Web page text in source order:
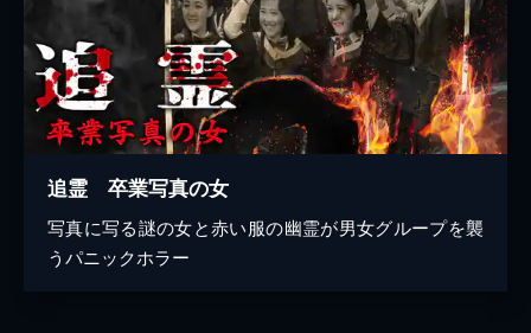
追霊 卒業写真の女
写真に写る謎の女と赤い服の幽霊が男女グループを襲
うパニックホラー